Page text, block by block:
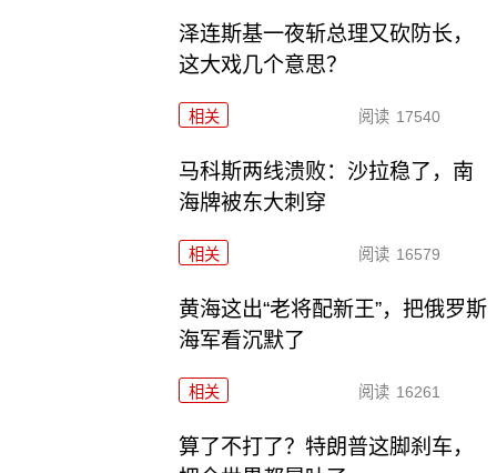
泽连斯基一夜斩总理又砍防长，
这大戏几个意思？
相关 阅读 17540
马科斯两线溃败：沙拉稳了，南
海牌被东大刺穿
相关 阅读 16579
黄海这出“老将配新王”，把俄罗斯
海军看沉默了
相关 阅读 16261
算了不打了？特朗普这脚刹车，